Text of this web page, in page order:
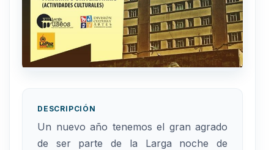
DESCRIPCIÓN
Un nuevo año tenemos el gran agrado
de ser parte de la Larga noche de